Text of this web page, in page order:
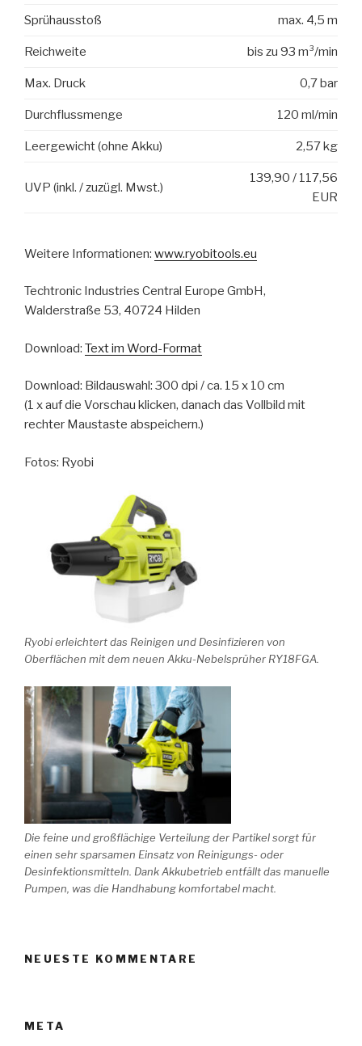
Sprühausstoß max. 4,5 m
Reichweite bis zu 93 m³/min
Max. Druck 0,7 bar
Durchflussmenge 120 ml/min
Leergewicht (ohne Akku) 2,57 kg
UVP (inkl. / zuzügl. Mwst.)
139,90 / 117,56
EUR
Weitere Informationen: www.ryobitools.eu
Techtronic Industries Central Europe GmbH,
Walderstraße 53, 40724 Hilden
Download: Text im Word-Format
Download: Bildauswahl: 300 dpi / ca. 15 x 10 cm
(1 x auf die Vorschau klicken, danach das Vollbild mit
rechter Maustaste abspeichern.)
Fotos: Ryobi
Ryobi erleichtert das Reinigen und Desinfizieren von
Oberflächen mit dem neuen Akku-Nebelsprüher RY18FGA.
Die feine und großflächige Verteilung der Partikel sorgt für
einen sehr sparsamen Einsatz von Reinigungs- oder
Desinfektionsmitteln. Dank Akkubetrieb entfällt das manuelle
Pumpen, was die Handhabung komfortabel macht.
NEUESTE KOMMENTARE
META